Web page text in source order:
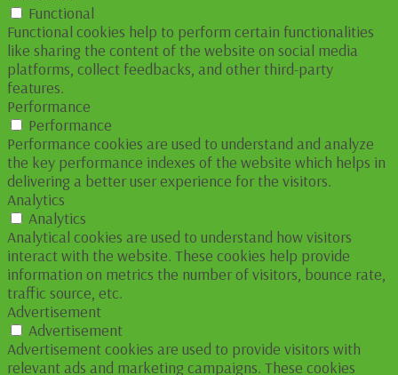
Functional
Functional cookies help to perform certain functionalities
like sharing the content of the website on social media
platforms, collect feedbacks, and other third-party
features.
Performance
Performance
Performance cookies are used to understand and analyze
the key performance indexes of the website which helps in
delivering a better user experience for the visitors.
Analytics
Analytics
Analytical cookies are used to understand how visitors
interact with the website. These cookies help provide
information on metrics the number of visitors, bounce rate,
traffic source, etc.
Advertisement
Advertisement
Advertisement cookies are used to provide visitors with
relevant ads and marketing campaigns. These cookies